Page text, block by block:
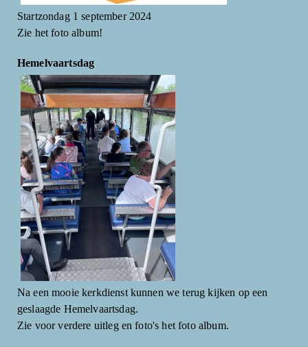
Startzondag 1 september 2024
Zie het foto album!
Hemelvaartsdag
Na een mooie kerkdienst kunnen we terug kijken op een
geslaagde Hemelvaartsdag.
Zie voor verdere uitleg en foto's het foto album.